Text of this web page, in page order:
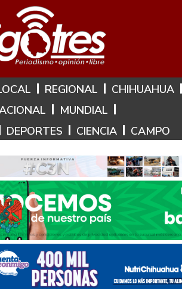
es: 8 de Agosto de 2026
REGIONAL
CHIHUAHUA
MUNDIAL
DEPORTES CIENCIA CAMPO